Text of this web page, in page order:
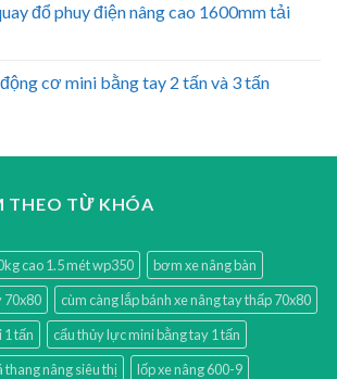
đổ phuy điện nâng cao 1600mm tải
cơ mini bằng tay 2 tấn và 3 tấn
THEO TỪ KHÓA
cao 1.5 mét wp350
bơm xe nâng bàn
70x80
cùm càng lắp bánh xe nâng tay thấp 70x80
1 tấn
cẩu thủy lực mini bằng tay 1 tấn
thang nâng siêu thị
lốp xe nâng 600-9